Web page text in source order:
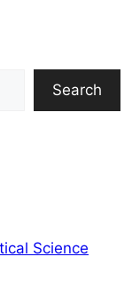
Search
Science